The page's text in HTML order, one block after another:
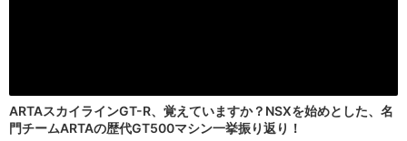
ARTAスカイラインGT-R、覚えていますか？NSXを始めとした、名
門チームARTAの歴代GT500マシン一挙振り返り！